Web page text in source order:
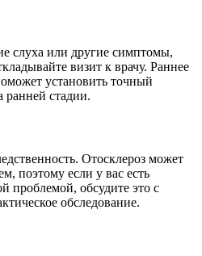
слуха или другие симптомы,
визит к врачу. Раннее
установить точный
ранней стадии.
Отосклероз может
поэтому если у вас есть
проблемой, обсудите это с
обследование.